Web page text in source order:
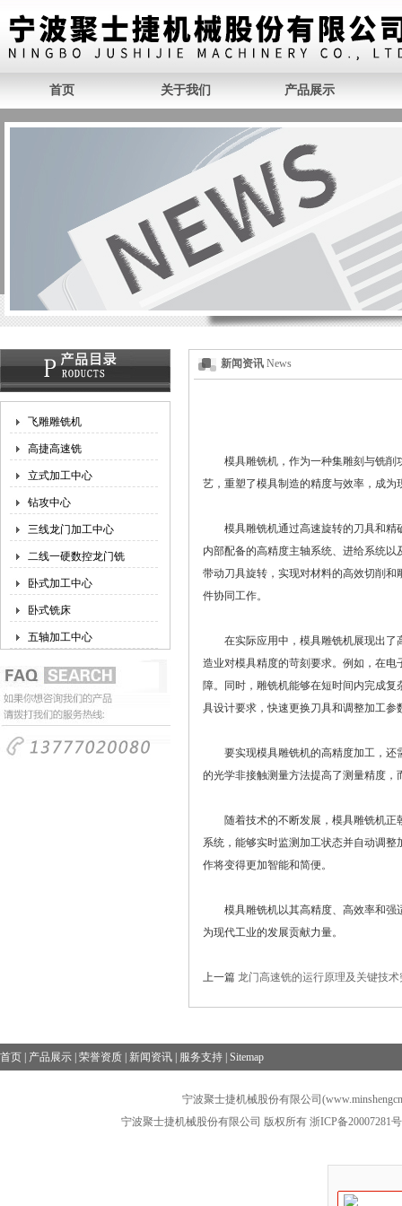
首页 关于我们 产品展示
飞雕雕铣机
高捷高速铣
立式加工中心
钻攻中心
三线龙门加工中心
二线一硬数控龙门铣
卧式加工中心
卧式铣床
五轴加工中心
新闻资讯 News
模具雕铣机，作为一种集雕刻与铣削
艺，重塑了模具制造的精度与效率，成
模具雕铣机通过高速旋转的刀具和精
内部配备的高精度主轴系统、进给系统
带动刀具旋转，实现对材料的高效切削
件协同工作。
在实际应用中，模具雕铣机展现出了
造业对模具精度的苛刻要求。例如，在
障。同时，雕铣机能够在短时间内完成
具设计要求，快速更换刀具和调整加工
要实现模具雕铣机的高精度加工，还
的光学非接触测量方法提高了测量精度
随着技术的不断发展，模具雕铣机正
系统，能够实时监测加工状态并自动调
作将变得更加智能和简便。
模具雕铣机以其高精度、高效率和强
为现代工业的发展贡献力量。
上一篇 龙门高速铣的运行原理及关键技术
首页 产品展示 荣誉资质 新闻资讯 服务支持 Sitemap
宁波聚士捷机械股份有限公司
宁波聚士捷机械股份有限公司 版权所有 浙ICP备20007281